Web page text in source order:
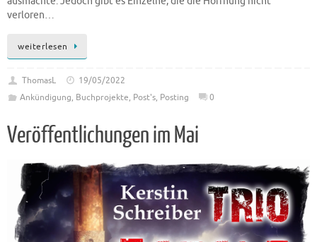
verloren…
weiterlesen
ThomasL
19/05/2022
Ankündigung, Buchprojekte, Post's, Posting 0
Veröffentlichungen im Mai